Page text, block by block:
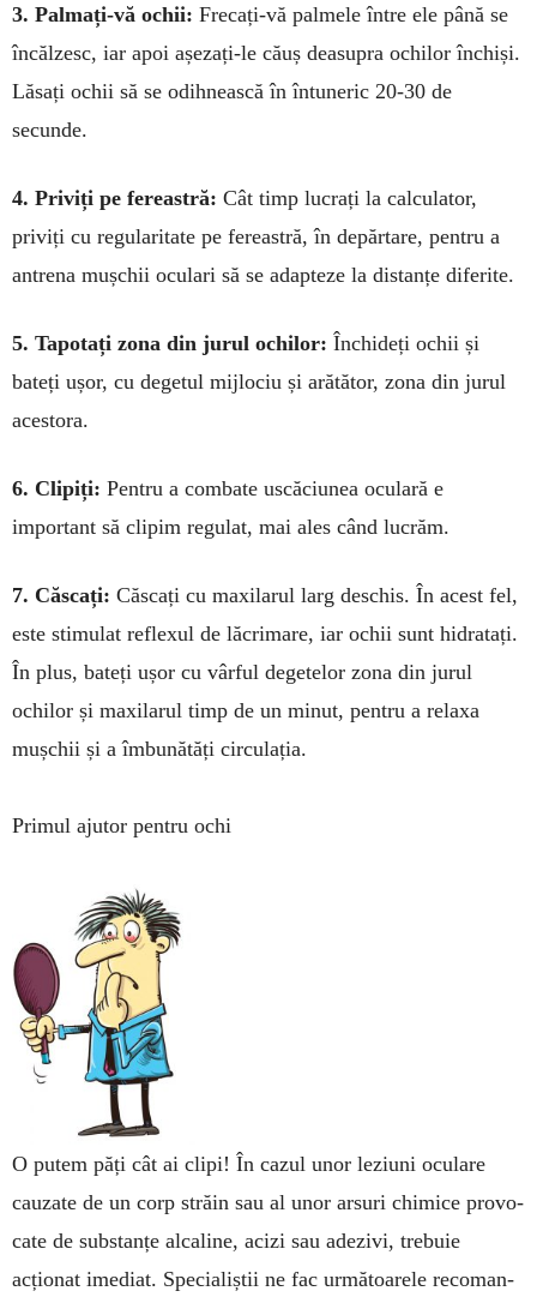
3. Palmați-vă ochii: Frecați-vă palmele între ele până se
încălzesc, iar apoi așezați-le căuș deasupra ochi­lor închiși.
Lăsați ochii să se odihnească în întuneric 20-30 de
secunde.
4. Priviți pe fe­reastră: Cât timp lu­crați la calculator,
priviți cu regularitate pe fe­reas­tră, în depărtare, pentru a
antrena mușchii oculari să se adapteze la dis­tanțe diferite.
5. Tapotați zona din jurul ochilor: În­chideți ochii și
bateți ușor, cu degetul mijlociu și arătător, zona din jurul
acestora.
6. Clipiți: Pentru a combate uscăciunea oculară e
important să clipim regulat, mai ales când lucrăm.
7. Căscați: Căscați cu maxilarul larg deschis. În acest fel,
este stimulat reflexul de lăcrimare, iar ochii sunt hidratați.
În plus, bateți ușor cu vârful degetelor zona din jurul
ochilor și maxilarul timp de un minut, pentru a relaxa
mușchii și a îmbunătăți circulația.
Primul ajutor pentru ochi
O putem păți cât ai clipi! În cazul unor leziuni oculare
cauzate de un corp străin sau al unor arsuri chimice pro­vo­
cate de substanțe alcaline, acizi sau ade­zivi, trebuie
acționat imediat. Spe­cia­liștii ne fac următoarele recoman­